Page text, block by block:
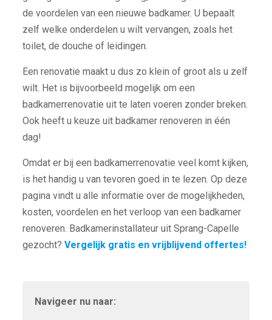
de voordelen van een nieuwe badkamer. U bepaalt
zelf welke onderdelen u wilt vervangen, zoals het
toilet, de douche of leidingen.
Een renovatie maakt u dus zo klein of groot als u zelf
wilt. Het is bijvoorbeeld mogelijk om een
badkamerrenovatie uit te laten voeren zonder breken.
Ook heeft u keuze uit badkamer renoveren in één
dag!
Omdat er bij een badkamerrenovatie veel komt kijken,
is het handig u van tevoren goed in te lezen. Op deze
pagina vindt u alle informatie over de mogelijkheden,
kosten, voordelen en het verloop van een badkamer
renoveren. Badkamerinstallateur uit Sprang-Capelle
gezocht? Vergelijk gratis en vrijblijvend offertes!
Navigeer nu naar: